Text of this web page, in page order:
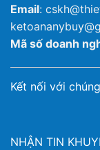
Email:
Mã số doanh
Kết nối với
NHẬN TIN